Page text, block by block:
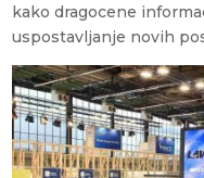
kako dragocene
uspostavljanje novih